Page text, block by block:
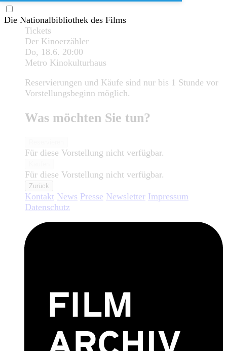
Die Nationalbibliothek des Films
Tickets
Der Kinoerzähler
Do, 18.6. 20:00
Metro Kinokulturhaus
Reservierungen und Käufe sind nur bis 1 Stunde vor
Vorstellungsbeginn möglich.
Was möchten Sie tun?
Für diese Vorstellung nicht verfügbar.
Für diese Vorstellung nicht verfügbar.
Zurück
Kontakt News Presse Newsletter Impressum
Datenschutz